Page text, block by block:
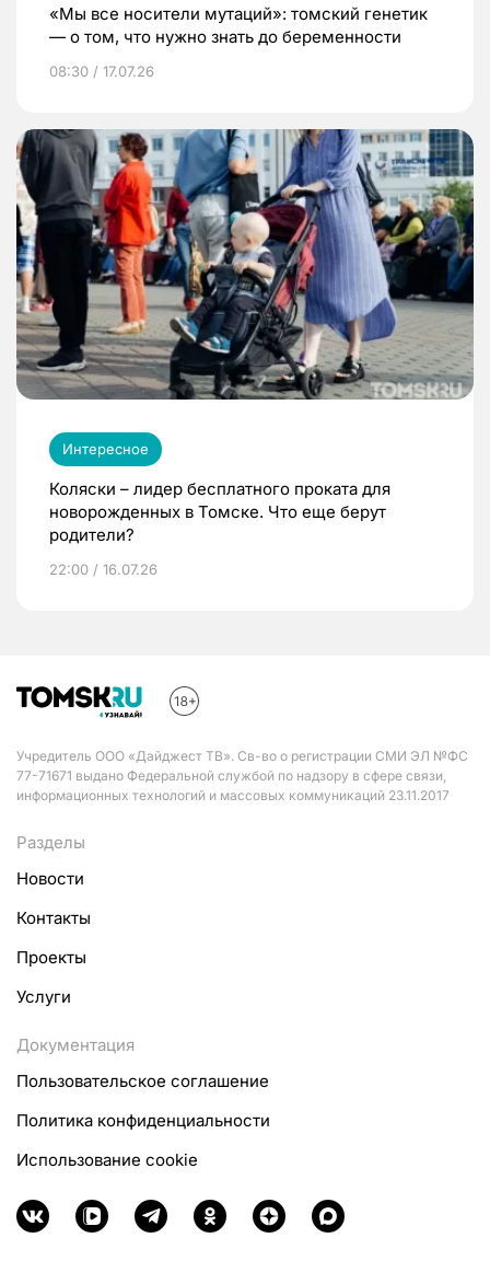
«Мы все носители мутаций»: томский генетик
— о том, что нужно знать до беременности
08:30 / 17.07.26
Интересное
Коляски – лидер бесплатного проката для
новорожденных в Томске. Что еще берут
родители?
22:00 / 16.07.26
Учредитель ООО «Дайджест ТВ». Св-во о регистрации СМИ ЭЛ №ФС
77-71671 выдано Федеральной службой по надзору в сфере связи,
информационных технологий и массовых коммуникаций 23.11.2017
Разделы
Новости
Контакты
Проекты
Услуги
Документация
Пользовательское соглашение
Политика конфиденциальности
Использование cookie